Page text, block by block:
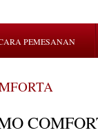
PEMESANAN